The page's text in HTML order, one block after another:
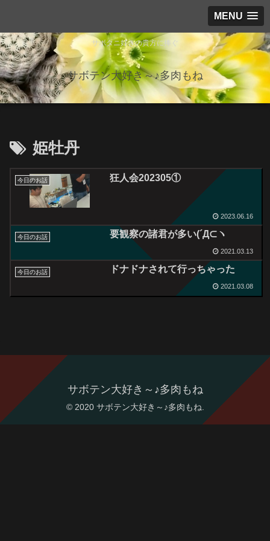
MENU
サボタニ好きの貴方に捧ぐ
サボテン大好き～♪多肉もね
姫牡丹
今日のお話 狂人会202305①
2023.06.16
今日のお話 要観察の諸君が多い(´Д⊂ヽ
2021.03.13
今日のお話 ドナドナされて行っちゃった
2021.03.08
サボテン大好き～♪多肉もね
© 2020 サボテン大好き～♪多肉もね.